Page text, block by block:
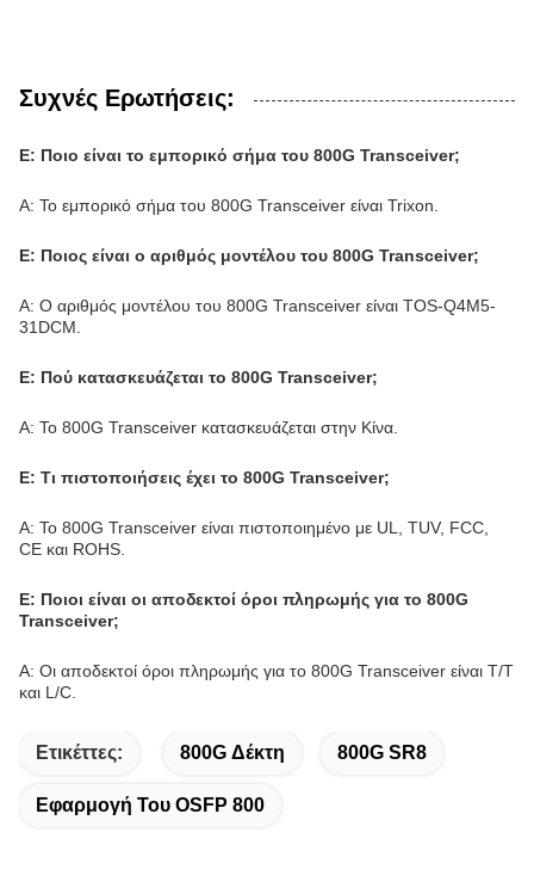
Συχνές Ερωτήσεις:
Ε: Ποιο είναι το εμπορικό σήμα του 800G Transceiver;
Α: Το εμπορικό σήμα του 800G Transceiver είναι Trixon.
Ε: Ποιος είναι ο αριθμός μοντέλου του 800G Transceiver;
Α: Ο αριθμός μοντέλου του 800G Transceiver είναι TOS-Q4M5-
31DCM.
Ε: Πού κατασκευάζεται το 800G Transceiver;
Α: Το 800G Transceiver κατασκευάζεται στην Κίνα.
Ε: Τι πιστοποιήσεις έχει το 800G Transceiver;
Α: Το 800G Transceiver είναι πιστοποιημένο με UL, TUV, FCC,
CE και ROHS.
Ε: Ποιοι είναι οι αποδεκτοί όροι πληρωμής για το 800G
Transceiver;
Α: Οι αποδεκτοί όροι πληρωμής για το 800G Transceiver είναι T/T
και L/C.
Ετικέττες: 800G Δέκτη 800G SR8
Εφαρμογή Του OSFP 800